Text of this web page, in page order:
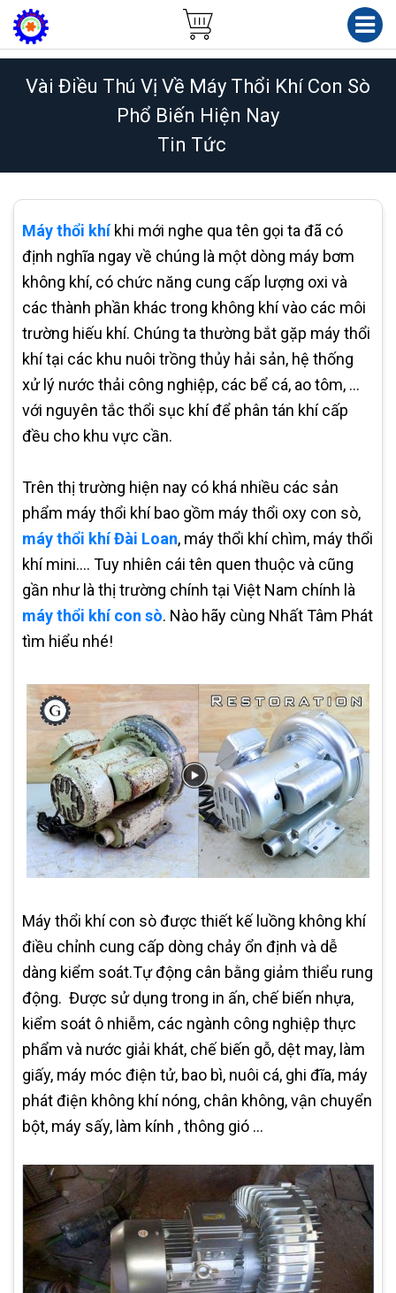
Vài Điều Thú Vị Về Máy Thổi Khí Con Sò
Phổ Biến Hiện Nay
Tin Tức
Máy thổi khíkhi mới nghe qua tên gọi ta đã có
định nghĩa ngay về chúng là một dòng máy bơm
không khí, có chức năng cung cấp lượng oxi và
các thành phần khác trong không khí vào các môi
trường hiếu khí. Chúng ta thường bắt gặp máy thổi
khí tại các khu nuôi trồng thủy hải sản, hệ thống
xử lý nước thải công nghiệp, các bể cá, ao tôm, …
với nguyên tắc thổi sục khí để phân tán khí cấp
đều cho khu vực cần.
Trên thị trường hiện nay có khá nhiều các sản
phẩm máy thổi khí bao gồm máy thổi oxy con sò,
máy thổi khí Đài Loan, máy thổi khí chìm, máy thổi
khí mini.… Tuy nhiên cái tên quen thuộc và cũng
gần như là thị trường chính tại Việt Nam chính là
máy thổi khí con sò. Nào hãy cùng Nhất Tâm Phát
tìm hiểu nhé!
Máy thổi khí con sò được thiết kế luồng không khí
điều chỉnh cung cấp dòng chảy ổn định và dễ
dàng kiểm soát.Tự động cân bằng giảm thiểu rung
động. Được sử dụng trong in ấn, chế biến nhựa,
kiểm soát ô nhiễm, các ngành công nghiệp thực
phẩm và nước giải khát, chế biến gỗ, dệt may, làm
giấy, máy móc điện tử, bao bì, nuôi cá, ghi đĩa, máy
phát điện không khí nóng, chân không, vận chuyển
bột, máy sấy, làm kính , thông gió …